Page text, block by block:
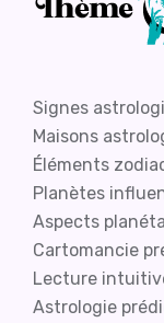
Signes
Maisons
Éléments
Planètes
Aspects
Cartomancie
Lecture
Astrologie